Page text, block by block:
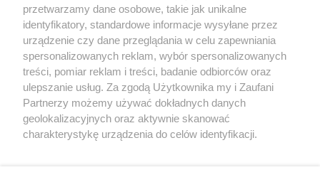
Kultura
X Facebook Instagram Youtube
przetwarzamy dane osobowe, takie jak unikalne
identyfikatory, standardowe informacje wysyłane przez
urządzenie czy dane przeglądania w celu zapewniania
spersonalizowanych reklam, wybór spersonalizowanych
treści, pomiar reklam i treści, badanie odbiorców oraz
ulepszanie usług. Za zgodą Użytkownika my i Zaufani
Partnerzy możemy używać dokładnych danych
geolokalizacyjnych oraz aktywnie skanować
charakterystykę urządzenia do celów identyfikacji.